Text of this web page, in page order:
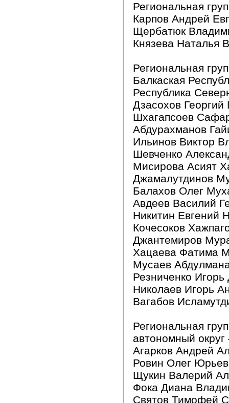
Региональная
Карпов Андрей
Щербатюк
Князева Наталья
Региональная
Балкаская
Республика
Дзасохов Георгий
Шхагапсоев
Абдурахманов
Ильинов Виктор
Шевченко
Мисирова Асият
Джамалутдинов
Балахов Олег
Авдеев Василий
Никитин Евгений
Кочесоков
Джантемиров
Хацаева Фатима
Мусаев
Резниченко
Николаев Игорь
Вагабов
Региональная
автономный
Агарков Андрей
Ровин Олег
Щукин Валерий
Фока Диана
Святов Тимофей